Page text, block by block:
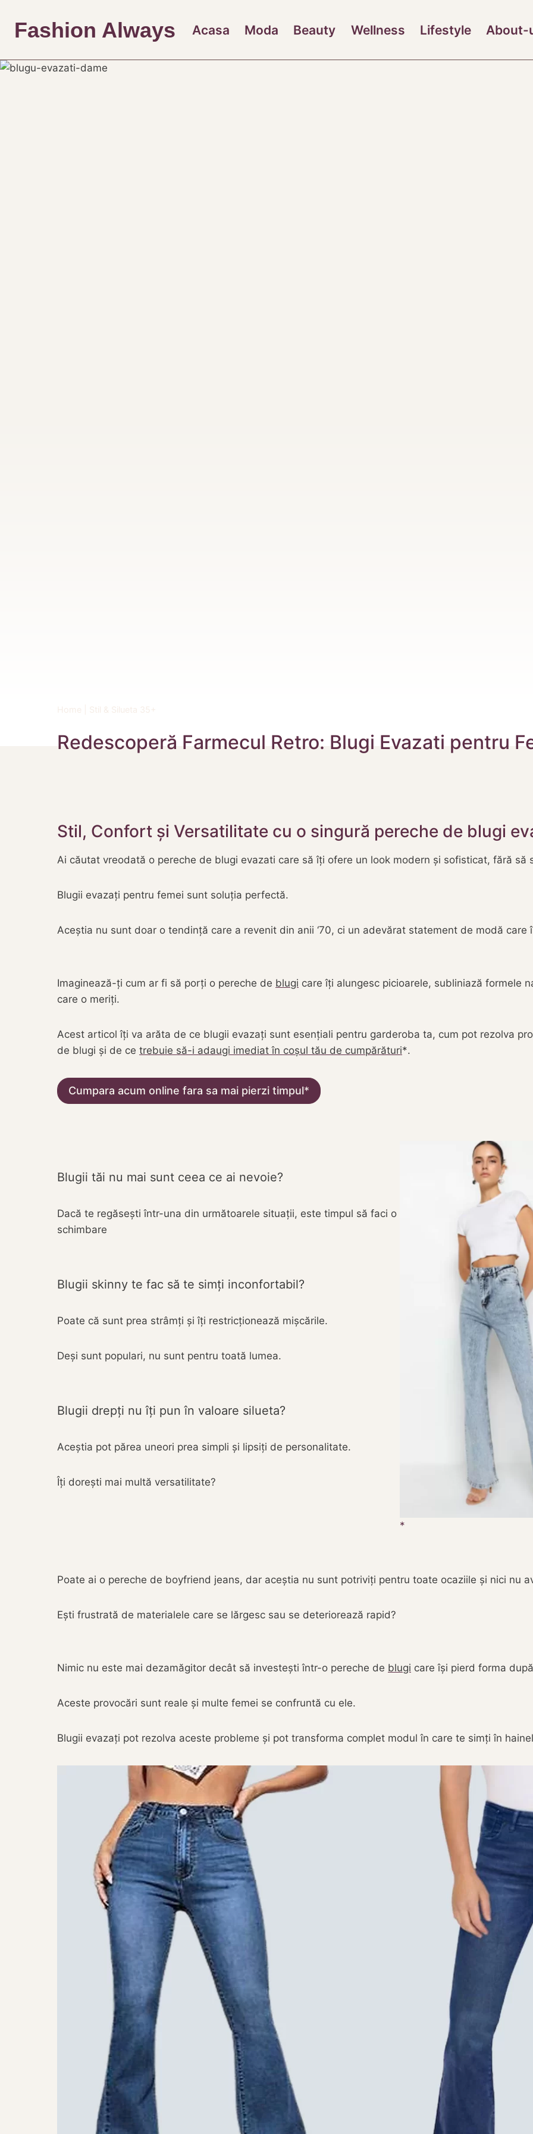
content
Fashion Always Acasa Moda Beauty Wellness Lifestyle About-
Home Stil & Silueta 35+
Redescoperă Farmecul Retro: Blugi Evazati pentru
Stil, Confort și Versatilitate cu o singură pereche de blugi
Ai căutat vreodată o pereche de blugi evazati care să îți ofere un look modern și sofisticat, fără să
Blugii evazați pentru femei sunt soluția perfectă.
Aceștia nu sunt doar o tendință care a revenit din anii ‘70, ci un adevărat statement de modă
Imaginează-ți cum ar fi să porți o pereche de blugi care îți alungesc picioarele, subliniază formele
care o meriți.
Acest articol îți va arăta de ce blugii evazați sunt esențiali pentru garderoba ta, cum pot rezolva
de blugi și de ce trebuie să-i adaugi imediat în coșul tău de cumpărături .
Cumpara acum online fara sa mai pierzi timpul
Blugii tăi nu mai sunt ceea ce ai nevoie?
Dacă te regăsești într-una din următoarele situații, este timpul să faci o
schimbare
Blugii skinny te fac să te simți inconfortabil?
Poate că sunt prea strâmți și îți restricționează mișcările.
Deși sunt populari, nu sunt pentru toată lumea.
Blugii drepți nu îți pun în valoare silueta?
Aceștia pot părea uneori prea simpli și lipsiți de personalitate.
Îți dorești mai multă versatilitate?
Poate ai o pereche de boyfriend jeans, dar aceștia nu sunt potriviți pentru toate ocaziile și nici nu
Ești frustrată de materialele care se lărgesc sau se deteriorează rapid?
Nimic nu este mai dezamăgitor decât să investești într-o pereche de blugi care își pierd forma
Aceste provocări sunt reale și multe femei se confruntă cu ele.
Blugii evazați pot rezolva aceste probleme și pot transforma complet modul în care te simți în